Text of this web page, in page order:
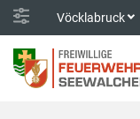
Vöcklabruck